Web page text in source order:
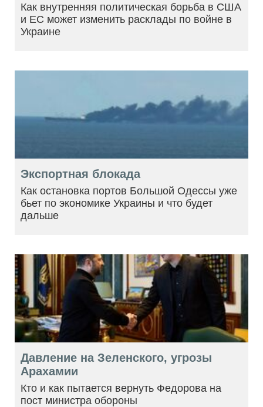
Как внутренняя политическая борьба в США
и ЕС может изменить расклады по войне в
Украине
Экспортная блокада
Как остановка портов Большой Одессы уже
бьет по экономике Украины и что будет
дальше
Давление на Зеленского, угрозы
Арахамии
Кто и как пытается вернуть Федорова на
пост министра обороны